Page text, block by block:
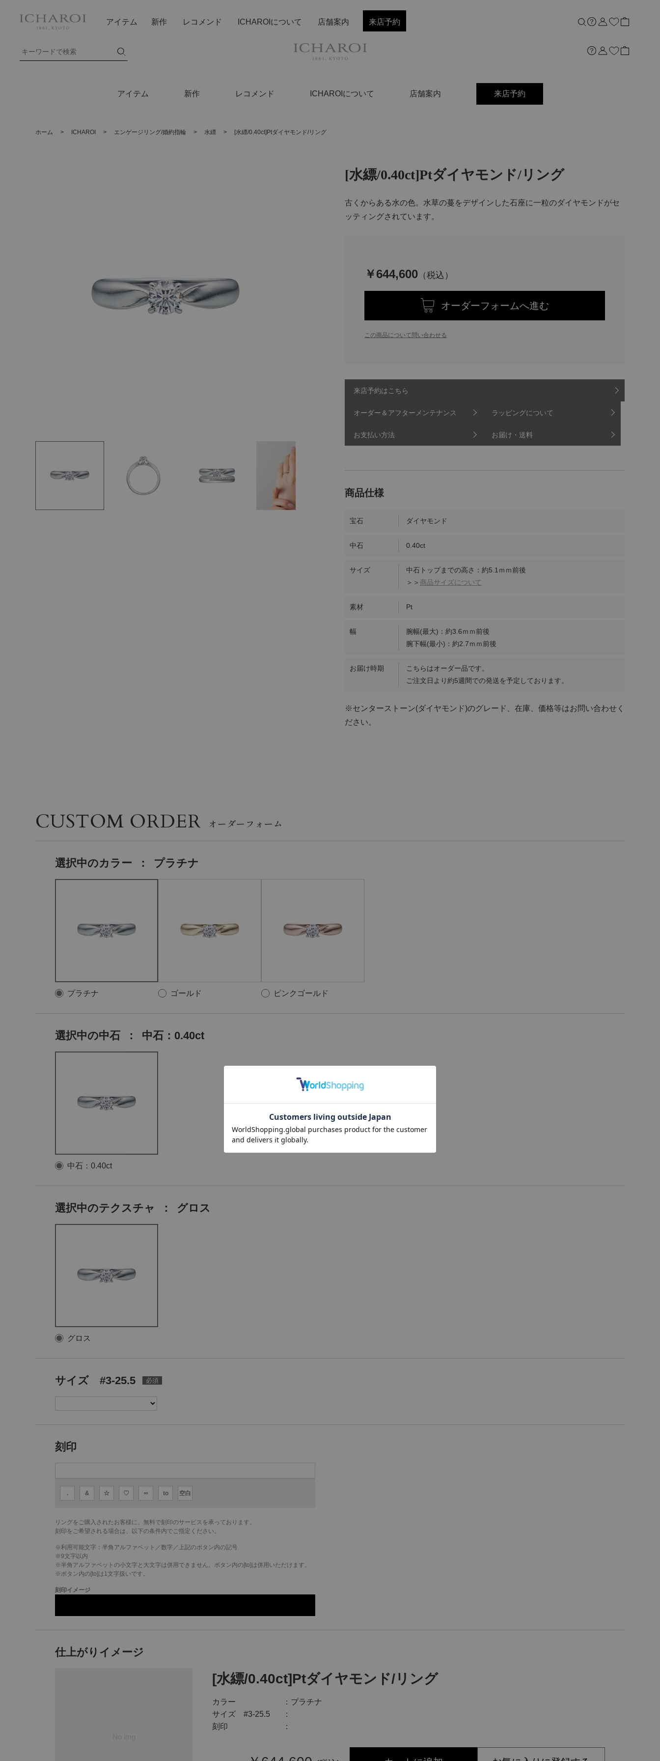
アイテム 新作 レコメンド ICHAROIについて 店舗案内 来店予約
アイテム 新作 レコメンド ICHAROIについて 店舗案内 来店予約
ホーム > ICHAROI > エンゲージリング/婚約指輪 > 水縹 > [水縹/0.40ct]Ptダイヤモンド/リング
[水縹/0.40ct]Ptダイヤモンド/リング
古くからある水の色。水草の蔓をデザインした石座に一粒のダイヤモンドがセ
ッティングされています。
￥644,600
オーダーフォームへ進む
この商品について問い合わせる
来店予約はこちら
オーダー＆アフターメンテナンス ラッピングについて
お支払い方法 お届け・送料
宝石 ダイヤモンド
中石 0.40ct
サイズ
中石トップまでの高さ：約5.1ｍｍ前後
＞＞ 商品サイズについて
素材 Pt
幅
腕幅(最大)：約3.6ｍｍ前後
腕下幅(最小)：約2.7ｍｍ前後
お届け時期
こちらはオーダー品です。
ご注文日より約5週間での発送を予定しております。
※センターストーン(ダイヤモンド)のグレード、在庫、価格等はお問い合わせく
ださい。
CUSTOM ORDER
選択中のカラー ： プラチナ
プラチナ ゴールド ピンクゴールド
選択中の中石 ： 中石：0.40ct
中石：0.40ct
選択中のテクスチャ ： グロス
グロス
サイズ #3-25.5
刻印
. & ☆ ♡ ∞ to 空白
リングをご購入されたお客様に、無料で刻印のサービスを承っております。
刻印をご希望される場合は、以下の条件内でご指定ください。
※利用可能文字： 半角アルファベット／数字／上記のボタン内の記号
※9文字以内
※半角アルファベットの小文字と大文字は併用できません。ボタン内の[to]は併用いただけます。
※ボタン内の[to]は1文字扱いです。
刻印イメージ
仕上がりイメージ
[水縹/0.40ct]Ptダイヤモンド/リング
カラー
プラチナ
サイズ #3-25.5
刻印